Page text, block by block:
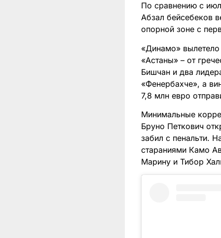
По сравнению с
Абзал бейсебеков
опорной зоне с
«Динамо»
«Астаны» – от
Бишчан и два
«Фенербахче», а
7,8 млн евро
Минимальные
Бруно Петкович
забил с пенальти.
стараниями Камо
Марину и Тибор